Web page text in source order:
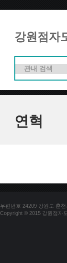
강원점자
연혁
우편번호 24209 강원도 춘
Copyright © 2015 강원점자